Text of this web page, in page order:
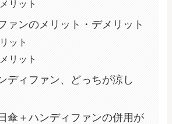
リット
ァンのメリット・デメリット
ット
リット
ディファン、どっちが涼し
傘＋ハンディファンの併用が